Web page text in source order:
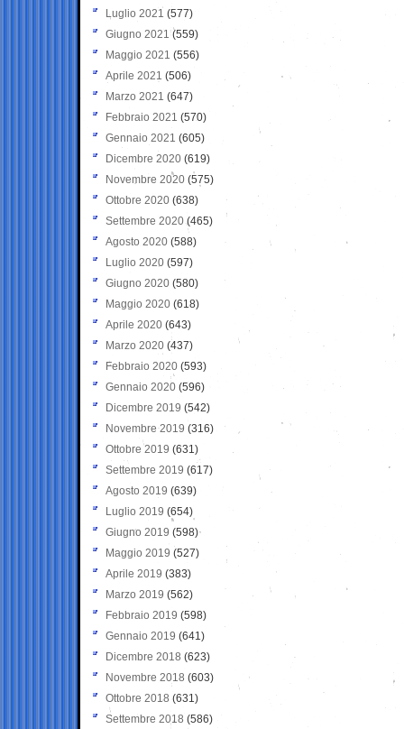
Luglio 2021 (577)
Giugno 2021(559)
Maggio 2021 (556)
Aprile 2021 (506)
Marzo 2021 (647)
Febbraio 2021 (570)
Gennaio 2021 (605)
Dicembre 2020 (619)
Novembre 2020 (575)
Ottobre 2020 (638)
Settembre 2020(465)
Agosto 2020 (588)
Luglio 2020 (597)
Giugno 2020 (580)
Maggio 2020 (618)
Aprile 2020 (643)
Marzo 2020 (437)
Febbraio 2020 (593)
Gennaio 2020 (596)
Dicembre 2019 (542)
Novembre 2019 (316)
Ottobre 2019 (631)
Settembre 2019 (617)
Agosto 2019 (639)
Luglio 2019 (654)
Giugno 2019 (598)
Maggio 2019 (527)
Aprile 2019 (383)
Marzo 2019 (562)
Febbraio 2019 (598)
Gennaio 2019 (641)
Dicembre 2018 (623)
Novembre 2018 (603)
Ottobre 2018 (631)
Settembre 2018 (586)